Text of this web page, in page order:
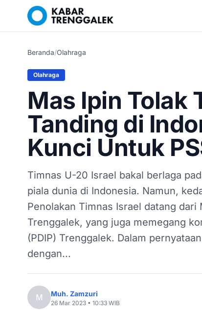
Beranda/Olahraga
Olahraga
Mas Ipin Tolak
Tanding di
Kunci Untuk
Timnas U-20 Israel bakal berlaga
piala dunia di Indonesia. Namun,
Penolakan Timnas Israel datang
Trenggalek, yang juga memegang
(PDIP) Trenggalek. Dalam
dengan...
M Muh. Zamzuri
26 Mar 2023 • 10:33 WIB